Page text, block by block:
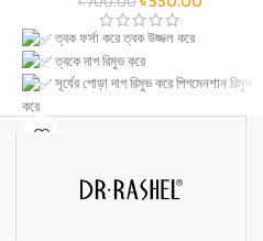
ত্বক ফর্সা করে ত্বক উজ্জল করে
ত্বকে দাগ রিমুভ করে
সূর্যের পোড়া দাগ রিমুভ করে পিগমেনশান রিমুভ
করে
ত্বক মসৃণ করে
যে কোন দাগ বা ঘা ফাসড়া থাকলেও চলে যাবে